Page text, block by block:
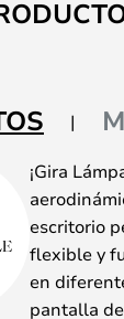
¡Gira
escritorio
flexible y
en
pantalla